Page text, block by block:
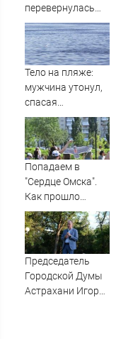
перевернулась
фура - Столица58
Тело на пляже:
мужчина утонул,
спасая
маленькую дочку
09/08/2026 –
Новости
Попадаем в
"Сердце Омска".
Как прошло
открытие сквера
у СКК имени
Блинова -
Общество
Председатель
Городской Думы
Астрахани Игорь